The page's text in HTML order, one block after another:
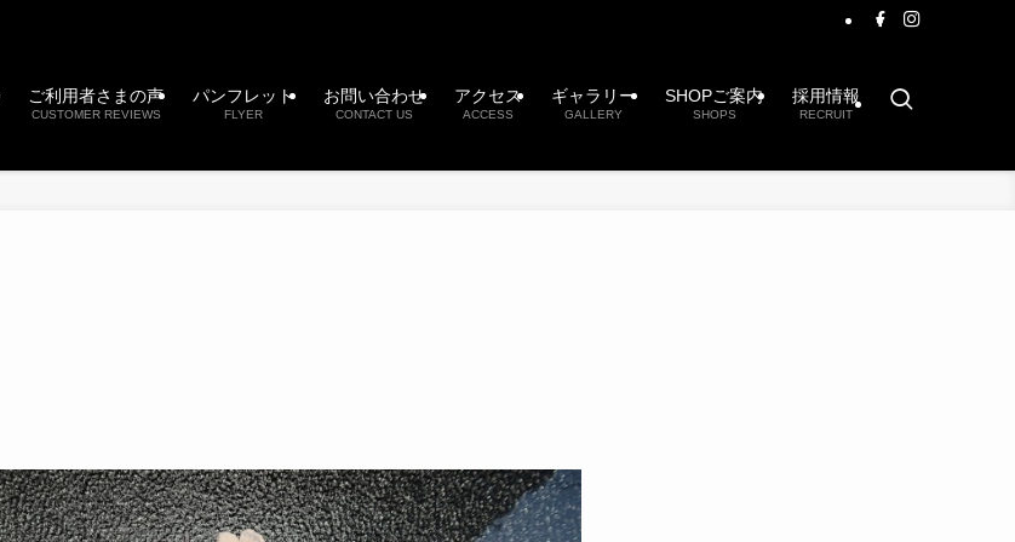
ご利用者さまの声
CUSTOMER REVIEWS
パンフレット
FLYER
お問い合わせ
CONTACT US
アクセス
ACCESS
ギャラリー
GALLERY
SHOPご案内
SHOPS
採用情報
RECRUIT